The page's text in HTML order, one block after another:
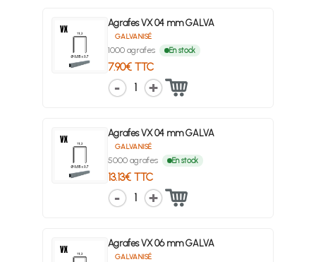
Agrafes VX 04 mm GALVA
GALVANISÉ
1000 agrafes En stock
7.90€ TTC
1
Agrafes VX 04 mm GALVA
GALVANISÉ
5000 agrafes En stock
13.13€ TTC
1
Agrafes VX 06 mm GALVA
GALVANISÉ